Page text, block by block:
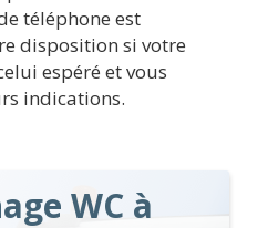
téléphone est
disposition si votre
espéré et vous
indications.
WC à